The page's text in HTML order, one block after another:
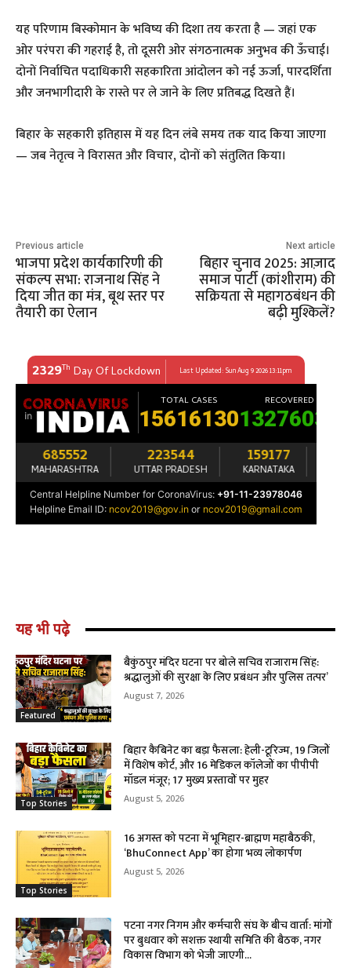
यह परिणाम बिस्कोमान के भविष्य की दिशा तय करता है — जहां एक
ओर परंपरा की गहराई है, तो दूसरी ओर संगठनात्मक अनुभव की ऊँचाई।
दोनों निर्वाचित पदाधिकारी सहकारिता आंदोलन को नई ऊर्जा, पारदर्शिता
और जनभागीदारी के रास्ते पर ले जाने के लिए प्रतिबद्ध दिखते हैं।
बिहार के सहकारी इतिहास में यह दिन लंबे समय तक याद किया जाएगा
— जब नेतृत्व ने विरासत और विचार, दोनों को संतुलित किया।
Previous article
भाजपा प्रदेश कार्यकारिणी की
संकल्प सभा: राजनाथ सिंह ने
दिया जीत का मंत्र, बूथ स्तर पर
तैयारी का ऐलान
Next article
बिहार चुनाव 2025: आज़ाद
समाज पार्टी (कांशीराम) की
सक्रियता से महागठबंधन की
बढ़ी मुश्किलें?
यह भी पढ़े
Featured
बैकुंठपुर मंदिर घटना पर बोले सचिव राजाराम सिंह:
श्रद्धालुओं की सुरक्षा के लिए प्रबंधन और पुलिस तत्पर’
August 7, 2026
Top Stories
बिहार कैबिनेट का बड़ा फैसला: हेली-टूरिज्म, 19 जिलों
में विशेष कोर्ट, और 16 मेडिकल कॉलेजों का पीपीपी
मॉडल मंजूर; 17 मुख्य प्रस्तावों पर मुहर
August 5, 2026
Top Stories
16 अगस्त को पटना में भूमिहार-ब्राह्मण महाबैठकी,
‘BhuConnect App’ का होगा भव्य लोकार्पण
August 5, 2026
पटना नगर निगम और कर्मचारी संघ के बीच वार्ता: मांगों
पर बुधवार को सशक्त स्थायी समिति की बैठक, नगर
विकास विभाग को भेजी जाएगी...